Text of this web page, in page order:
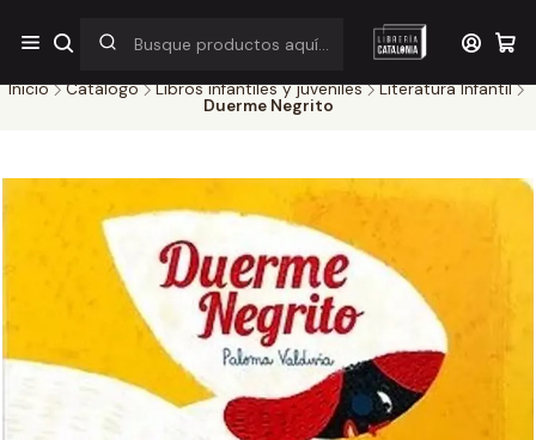
¡Por pocos días! Despacho a $1.000 en RM por compras sobre
$38.000
Inicio Catálogo Libros infantiles y juveniles
Literatura Infantil
Duerme Negrito